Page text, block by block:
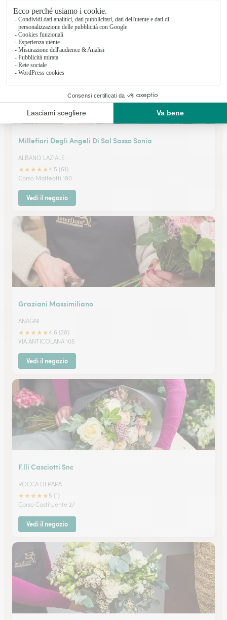
★ 4.8 (13)
Via Casilina 148/150
Vedi il negozio
Millefiori Degli Angeli Di Sal Sasso Sonia
ALBANO LAZIALE
★★★★★4.5 (61)
Corso Matteotti 190
Vedi il negozio
Graziani Massimiliano
ANAGNI
★★★★★4.6 (28)
VIA ANTICOLANA 105
Vedi il negozio
F.lli Casciotti Snc
ROCCA DI PAPA
★★★★★ 5 (1)
Corso Costituente 27
Vedi il negozio